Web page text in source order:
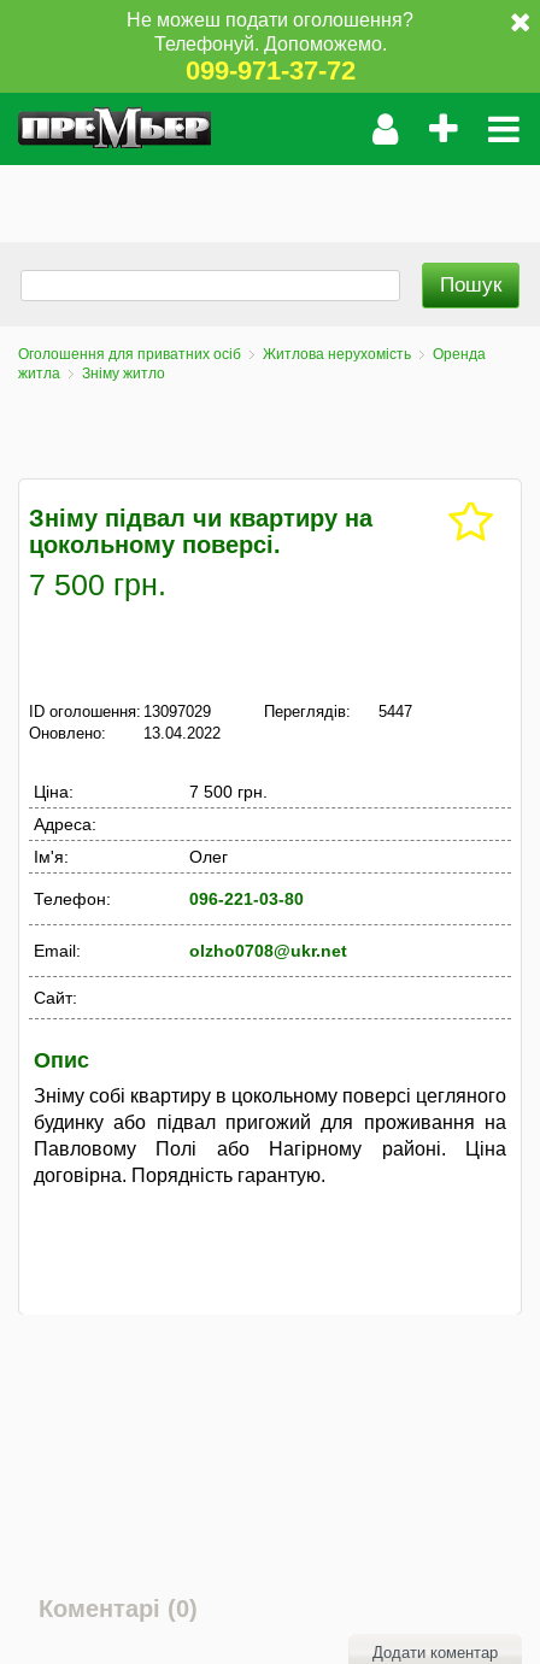
Не можеш подати оголошення?
Телефонуй. Допоможемо.
099-971-37-72
Оголошення для приватних осіб Житлова нерухомість
Оренда
житла
Зніму житло
Зніму підвал чи квартиру на
цокольному поверсі.
7 500 грн.
ID оголошення: 13097029
Оновлено:
13.04.2022
Переглядів: 5447
Ціна:
7 500 грн.
Адреса:
Ім'я:
Олег
Телефон: 096-221-03-80
Email: olzho0708@ukr.net
Сайт:
Опис
Зніму собі квартиру в цокольному поверсі цегляного
будинку або підвал пригожий для проживання на
Павловому Полі або Нагірному районі. Ціна
договірна. Порядність гарантую.
Коментарі (0)
Додати коментар